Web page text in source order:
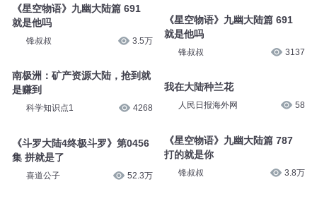
《星空物语》九幽大陆篇 691
就是他吗
锋叔叔 3.5万
南极洲：矿产资源大陆，抢到就
是赚到
科学知识点1 4268
《斗罗大陆4终极斗罗》第0456
集 拼就是了
喜道公子 52.3万
《星空物语》九幽大陆篇 691
就是他吗
锋叔叔 3137
我在大陆种兰花
人民日报海外网 58
《星空物语》九幽大陆篇 787
打的就是你
锋叔叔 3.8万